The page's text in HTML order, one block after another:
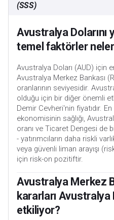
(SSS)
Avustralya Dolarını
temel faktörler
Avustralya Doları (AUD) için
Avustralya Merkez Bankası
oranlarının seviyesidir.
olduğu için bir diğer önemli
Demir Cevheri'nin fiyatıdır.
ekonomisinin sağlığı,
oranı ve Ticaret Dengesi de
- yatırımcıların daha riskli
veya güvenli liman arayışı
için risk-on pozitiftir.
Avustralya Merkez
kararları Avustralya
etkiliyor?